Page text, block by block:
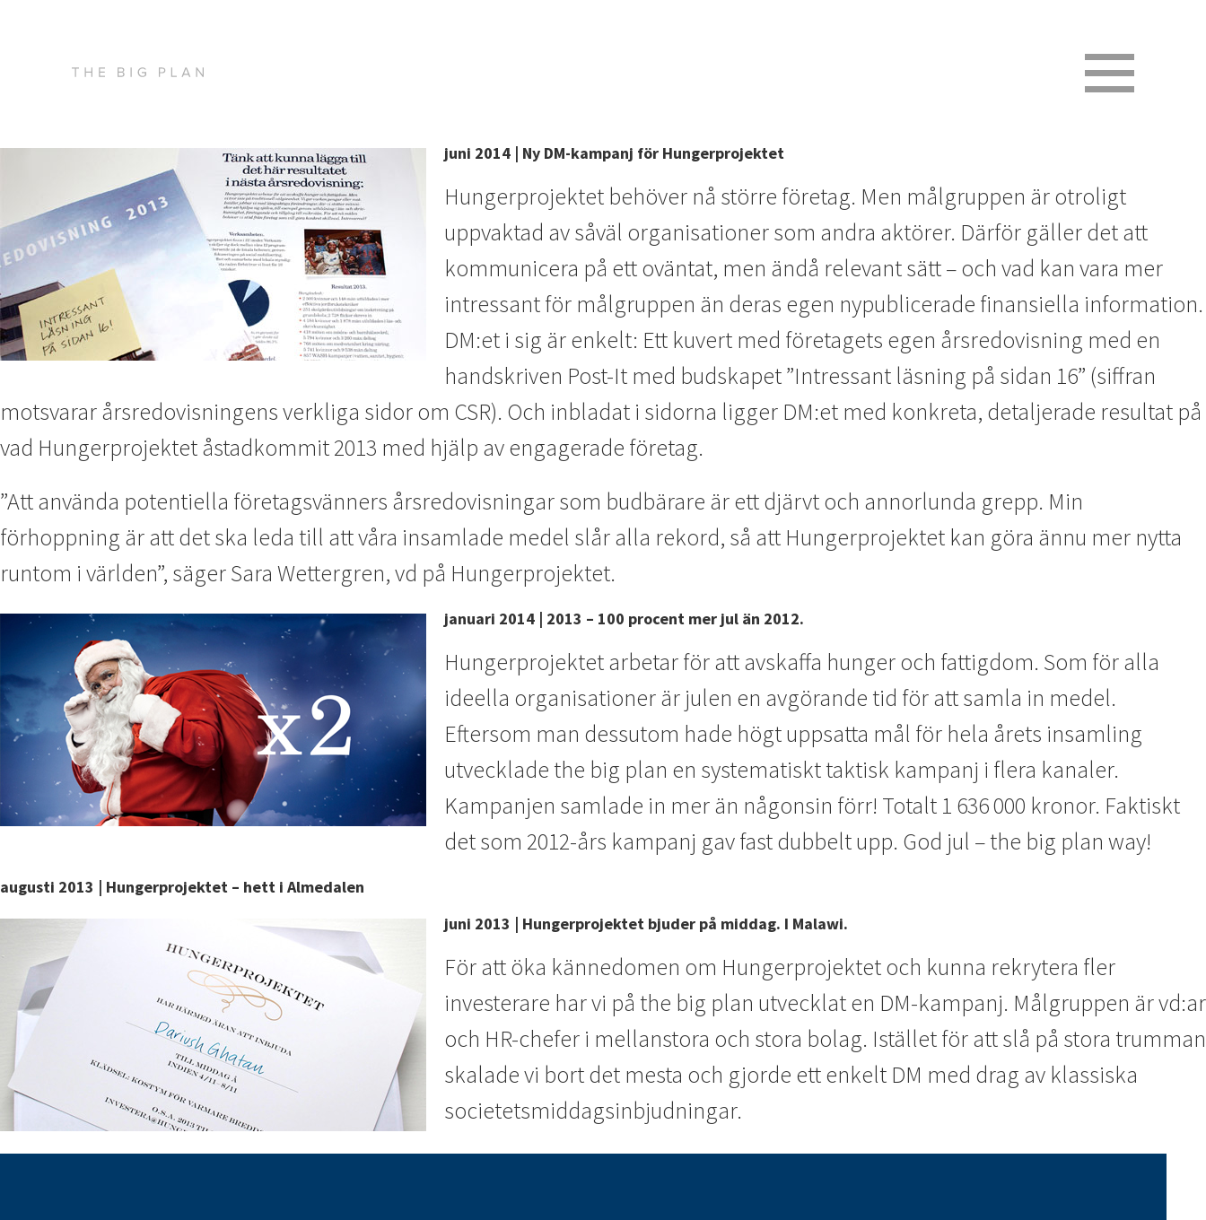
juni 2014 | Ny DM-kampanj för Hungerprojektet
Hungerprojektet behöver nå större företag. Men målgruppen är otroligt
uppvaktad av såväl organisationer som andra aktörer. Därför gäller det att
kommunicera på ett oväntat, men ändå relevant sätt – och vad kan vara mer
intressant för målgruppen än deras egen nypublicerade finansiella information.
DM:et i sig är enkelt: Ett kuvert med företagets egen årsredovisning med en
handskriven Post-It med budskapet ”Intressant läsning på sidan 16” (siffran
motsvarar årsredovisningens verkliga sidor om CSR). Och inbladat i sidorna ligger DM:et med konkreta, detaljerade resultat på
vad Hungerprojektet åstadkommit 2013 med hjälp av engagerade företag.
”Att använda potentiella företagsvänners årsredovisningar som budbärare är ett djärvt och annorlunda grepp. Min
förhoppning är att det ska leda till att våra insamlade medel slår alla rekord, så att Hungerprojektet kan göra ännu mer nytta
runtom i världen”, säger Sara Wettergren, vd på Hungerprojektet.
januari 2014 | 2013 – 100 procent mer jul än 2012.
Hungerprojektet arbetar för att avskaffa hunger och fattigdom. Som för alla
ideella organisationer är julen en avgörande tid för att samla in medel.
Eftersom man dessutom hade högt uppsatta mål för hela årets insamling
utvecklade the big plan en systematiskt taktisk kampanj i flera kanaler.
Kampanjen samlade in mer än någonsin förr! Totalt 1 636 000 kronor. Faktiskt
det som 2012-års kampanj gav fast dubbelt upp. God jul – the big plan way!
augusti 2013 | Hungerprojektet – hett i Almedalen
juni 2013 | Hungerprojektet bjuder på middag. I Malawi.
För att öka kännedomen om Hungerprojektet och kunna rekrytera fler
investerare har vi på the big plan utvecklat en DM-kampanj. Målgruppen är vd:ar
och HR-chefer i mellanstora och stora bolag. Istället för att slå på stora trumman
skalade vi bort det mesta och gjorde ett enkelt DM med drag av klassiska
societetsmiddagsinbjudningar.